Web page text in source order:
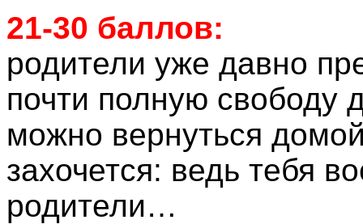
21-30 баллов:
родители уже давно
почти полную свободу
можно вернуться
захочется: ведь тебя
родители…